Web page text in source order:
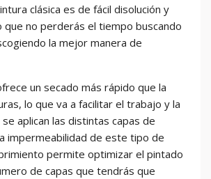
clásica es de fácil disolución y
que no perderás el tiempo buscando
la mejor manera de
un secado más rápido que la
lo que va a facilitar el trabajo y la
aplican las distintas capas de
impermeabilidad de este tipo de
permite optimizar el pintado
de capas que tendrás que